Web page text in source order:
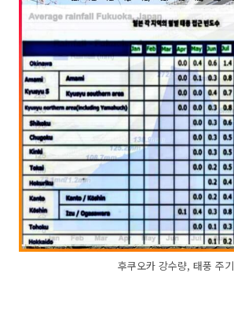
후쿠오카 강수량, 태풍 주기